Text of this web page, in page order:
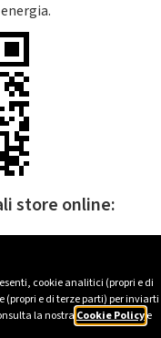
cookie analitici (propri e di
(propri e di terze parti) per inviarti
la nostra Cookie Policye
store online: